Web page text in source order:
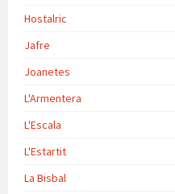
Hostalric
Jafre
Joanetes
L'Armentera
L'Escala
L'Estartit
La Bisbal